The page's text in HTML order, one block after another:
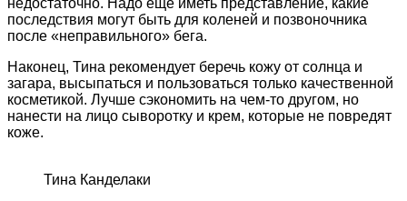
последствия могут быть для коленей и позвоночника
после «неправильного» бега.
Наконец, Тина рекомендует беречь кожу от солнца и
загара, высыпаться и пользоваться только качественной
косметикой. Лучше сэкономить на чем-то другом, но
нанести на лицо сыворотку и крем, которые не повредят
коже.
Тина Канделаки